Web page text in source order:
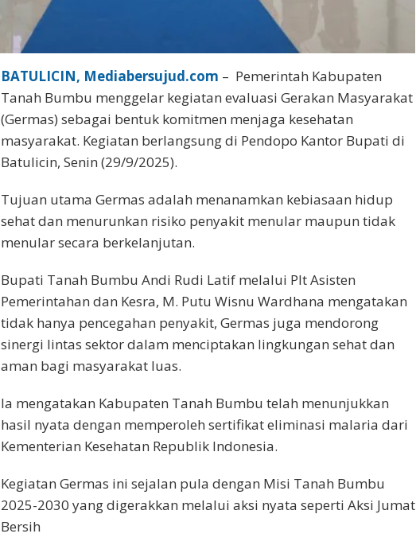
BATULICIN, Mediabersujud.com – Pemerintah Kabupaten
Tanah Bumbu menggelar kegiatan evaluasi Gerakan Masyarakat
(Germas) sebagai bentuk komitmen menjaga kesehatan
masyarakat. Kegiatan berlangsung di Pendopo Kantor Bupati di
Batulicin, Senin (29/9/2025).
Tujuan utama Germas adalah menanamkan kebiasaan hidup
sehat dan menurunkan risiko penyakit menular maupun tidak
menular secara berkelanjutan.
Bupati Tanah Bumbu Andi Rudi Latif melalui Plt Asisten
Pemerintahan dan Kesra, M. Putu Wisnu Wardhana mengatakan
tidak hanya pencegahan penyakit, Germas juga mendorong
sinergi lintas sektor dalam menciptakan lingkungan sehat dan
aman bagi masyarakat luas.
Ia mengatakan Kabupaten Tanah Bumbu telah menunjukkan
hasil nyata dengan memperoleh sertifikat eliminasi malaria dari
Kementerian Kesehatan Republik Indonesia.
Kegiatan Germas ini sejalan pula dengan Misi Tanah Bumbu
2025-2030 yang digerakkan melalui aksi nyata seperti Aksi Jumat
Bersih